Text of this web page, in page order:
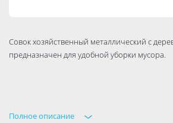
Совок хозяйственный металлический с
предназначен для удобной уборки мусора.
Полное описание